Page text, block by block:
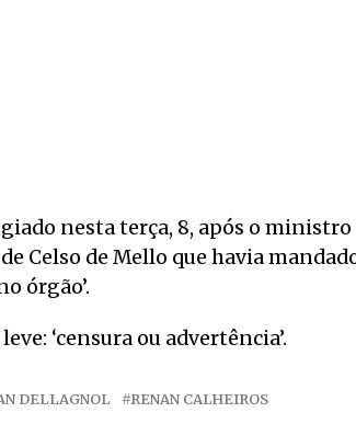
nesta terça, 8, após o ministro
Celso de Mello que havia
órgão’.
‘censura ou advertência’.
DELLAGNOL RENAN CALHEIROS